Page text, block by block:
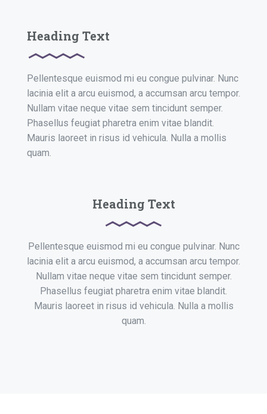
Heading Text
Pellentesque euismod mi eu congue pulvinar. Nunc
lacinia elit a arcu euismod, a accumsan arcu tempor.
Nullam vitae neque vitae sem tincidunt semper.
Phasellus feugiat pharetra enim vitae blandit.
Mauris laoreet in risus id vehicula. Nulla a mollis
quam.
Heading Text
Pellentesque euismod mi eu congue pulvinar. Nunc
lacinia elit a arcu euismod, a accumsan arcu tempor.
Nullam vitae neque vitae sem tincidunt semper.
Phasellus feugiat pharetra enim vitae blandit.
Mauris laoreet in risus id vehicula. Nulla a mollis
quam.